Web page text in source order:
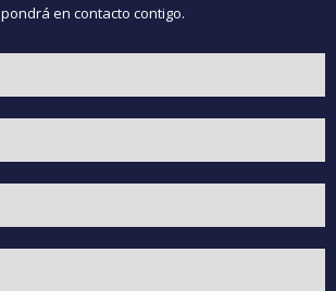
pondrá en contacto contigo.